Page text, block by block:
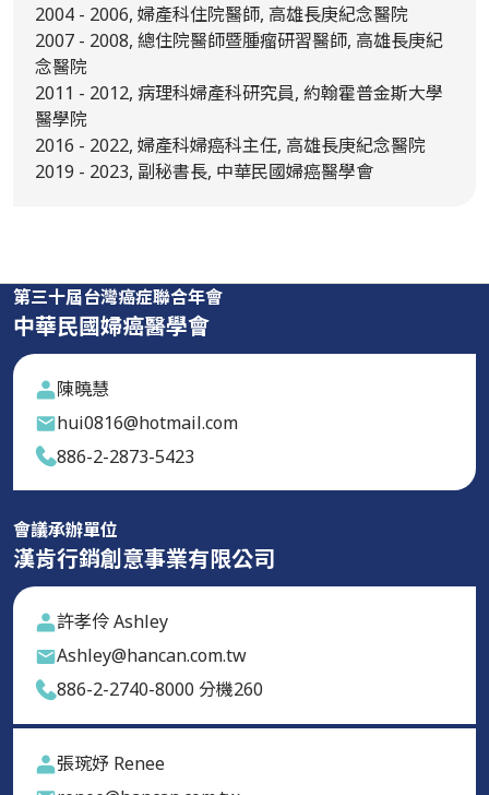
2004 - 2006, 婦產科住院醫師, 高雄長庚紀念醫院
2007 - 2008, 總住院醫師暨腫瘤研習醫師, 高雄長庚紀
念醫院
2011 - 2012, 病理科婦產科研究員, 約翰霍普金斯大學
醫學院
2016 - 2022, 婦產科婦癌科主任, 高雄長庚紀念醫院
2019 - 2023, 副秘書長, 中華民國婦癌醫學會
第三十屆台灣癌症聯合年會
中華民國婦癌醫學會
陳曉慧
hui0816@hotmail.com
886-2-2873-5423
會議承辦單位
漢肯行銷創意事業有限公司
許孝伶 Ashley
Ashley@hancan.com.tw
886-2-2740-8000 分機260
張琬妤 Renee